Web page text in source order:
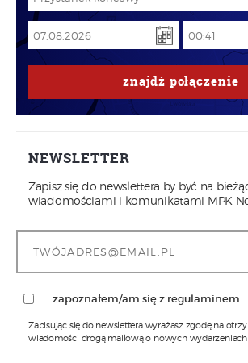
znajdź połączenie
NEWSLETTER
Zapisz się do newslettera by być na
wiadomościami i komunikatami MPK
zapoznałem/am się z regulaminem
Zapisując się do newslettera wyrażasz zgodę na
wiadomości drogą mailową o nowych